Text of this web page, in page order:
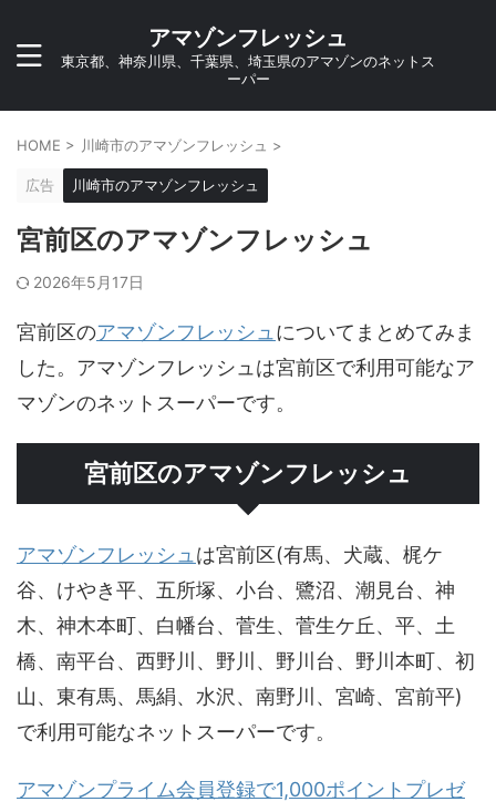
アマゾンフレッシュ
東京都、神奈川県、千葉県、埼玉県のアマゾンのネットス
ーパー
HOME > 川崎市のアマゾンフレッシュ >
広告 川崎市のアマゾンフレッシュ
宮前区のアマゾンフレッシュ
2026年5月17日
宮前区のアマゾンフレッシュ についてまとめてみま
した。アマゾンフレッシュは宮前区で利用可能なア
マゾンのネットスーパーです。
宮前区のアマゾンフレッシュ
アマゾンフレッシュ は宮前区(有馬、犬蔵、梶ケ
谷、けやき平、五所塚、小台、鷺沼、潮見台、神
木、神木本町、白幡台、菅生、菅生ケ丘、平、土
橋、南平台、西野川、野川、野川台、野川本町、初
山、東有馬、馬絹、水沢、南野川、宮崎、宮前平)
で利用可能なネットスーパーです。
アマゾンプライム会員登録で1,000ポイントプレゼ